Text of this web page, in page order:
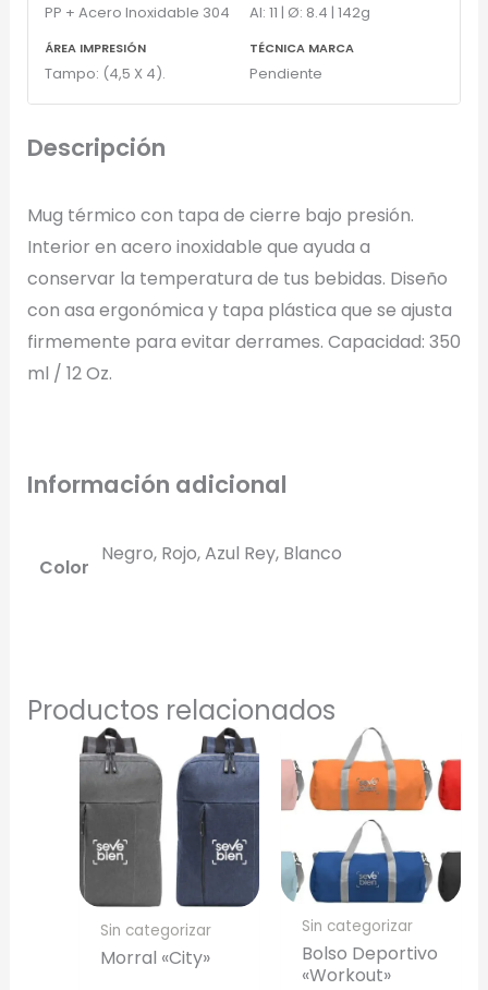
PP + Acero Inoxidable 304 Al: 11 | Ø: 8.4 | 142g
ÁREA IMPRESIÓN
Tampo: (4,5 X 4).
TÉCNICA MARCA
Pendiente
Descripción
Mug térmico con tapa de cierre bajo presión.
Interior en acero inoxidable que ayuda a
conservar la temperatura de tus bebidas. Diseño
con asa ergonómica y tapa plástica que se ajusta
firmemente para evitar derrames. Capacidad: 350
ml / 12 Oz.
Información adicional
Color
Negro, Rojo, Azul Rey, Blanco
Productos relacionados
Sin categorizar
Morral «City»
Sin categorizar
Bolso Deportivo
«Workout»